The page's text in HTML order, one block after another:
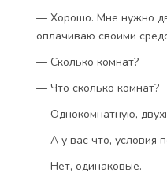
— Хорошо. Мне нужно
оплачиваю своими
— Сколько комнат?
— Что сколько комнат?
— Однокомнатную,
— А у вас что, условия
— Нет, одинаковые.